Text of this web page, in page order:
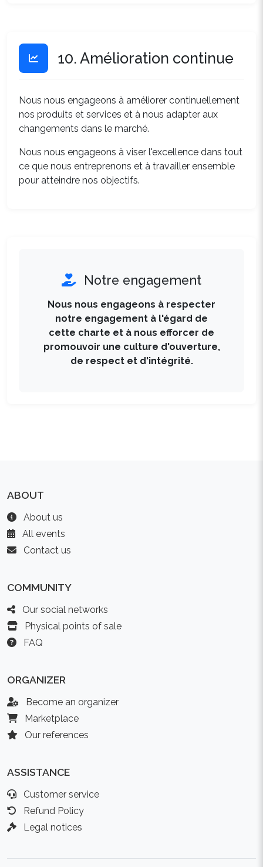
10. Amélioration continue
Nous nous engageons à améliorer continuellement
nos produits et services et à nous adapter aux
changements dans le marché.
Nous nous engageons à viser l'excellence dans tout
ce que nous entreprenons et à travailler ensemble
pour atteindre nos objectifs.
Notre engagement
Nous nous engageons à respecter
notre engagement à l'égard de
cette charte et à nous efforcer de
promouvoir une culture d'ouverture,
de respect et d'intégrité.
ABOUT
About us
All events
Contact us
COMMUNITY
Our social networks
Physical points of sale
FAQ
ORGANIZER
Become an organizer
Marketplace
Our references
ASSISTANCE
Customer service
Refund Policy
Legal notices